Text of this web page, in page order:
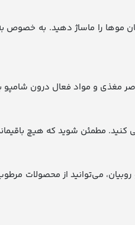
موها را ماساژ دهید. به
مطمئن شوید که هیچ
می‌توانید از محصولات